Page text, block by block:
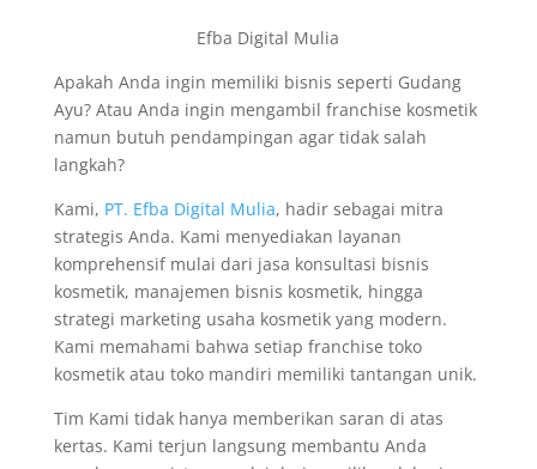
Efba Digital Mulia
Apakah Anda ingin memiliki bisnis seperti Gudang
Ayu? Atau Anda ingin mengambil franchise kosmetik
namun butuh pendampingan agar tidak salah
langkah?
Kami, PT. Efba Digital Mulia, hadir sebagai mitra
strategis Anda. Kami menyediakan layanan
komprehensif mulai dari jasa konsultasi bisnis
kosmetik, manajemen bisnis kosmetik, hingga
strategi marketing usaha kosmetik yang modern.
Kami memahami bahwa setiap franchise toko
kosmetik atau toko mandiri memiliki tantangan unik.
Tim Kami tidak hanya memberikan saran di atas
kertas. Kami terjun langsung membantu Anda